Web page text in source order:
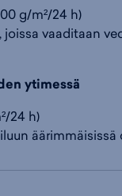
g/m²/24 h)
vaaditaan
ytimessä
24 h)